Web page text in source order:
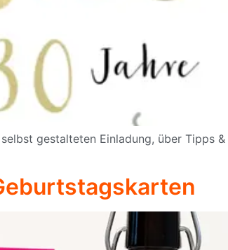
gestalteten Einladung, über Tipps